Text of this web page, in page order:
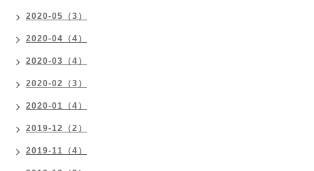
2020-05（3）
2020-04（4）
2020-03（4）
2020-02（3）
2020-01（4）
2019-12（2）
2019-11（4）